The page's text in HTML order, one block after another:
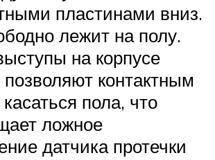
пластинами вниз.
лежит на полу.
на корпусе
контактным
пола, что
ложное
датчика протечки